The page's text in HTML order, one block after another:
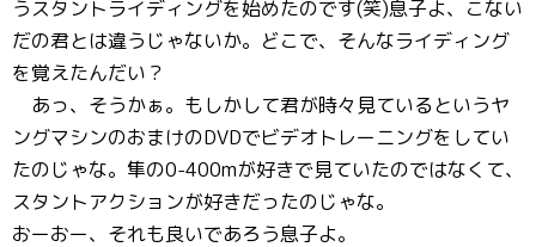
うスタントライディングを始めたのです(笑)息子よ、こない
だの君とは違うじゃないか。どこで、そんなライディング
を覚えたんだい？
あっ、そうかぁ。もしかして君が時々見ているというヤ
ングマシンのおまけのDVDでビデオトレーニングをしてい
たのじゃな。隼の0-400mが好きで見ていたのではなくて、
スタントアクションが好きだったのじゃな。
おーおー、それも良いであろう息子よ。